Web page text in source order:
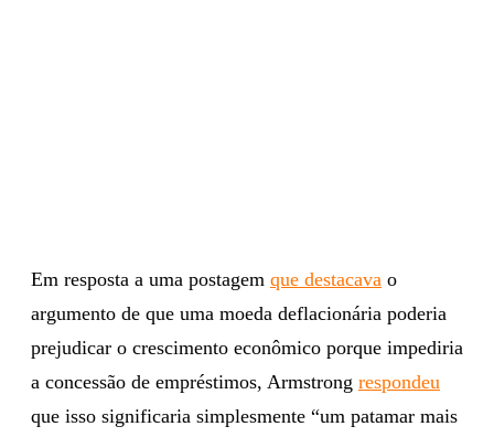
Em resposta a uma postagem que destacava o
argumento de que uma moeda deflacionária poderia
prejudicar o crescimento econômico porque impediria
a concessão de empréstimos, Armstrong respondeu
que isso significaria simplesmente “um patamar mais